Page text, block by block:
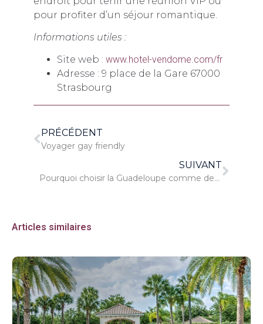
pour profiter d’un séjour romantique.
Informations utiles :
Site web : www.hotel-vendome.com/fr
Adresse : 9 place de la Gare 67000
Strasbourg
PRÉCÉDENT
Voyager gay friendly
SUIVANT
Pourquoi choisir la Guadeloupe comme destination de vacances ?
Articles similaires